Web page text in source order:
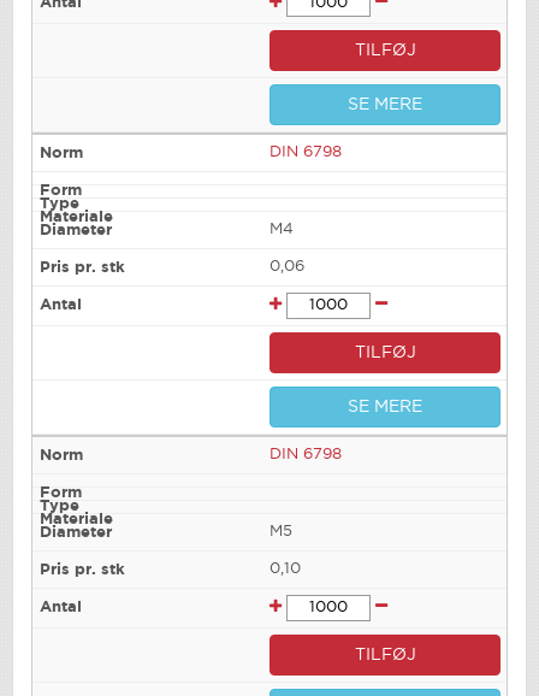
TILFØJ
SE MERE
DIN 6798
M4
0,06
TILFØJ
SE MERE
DIN 6798
M5
0,10
TILFØJ